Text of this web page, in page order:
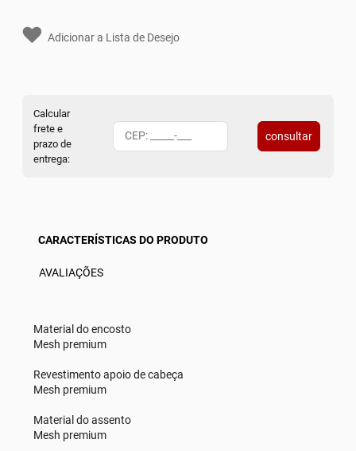
Adicionar a Lista de Desejo
Calcular
frete e
prazo de
entrega:
consultar
CARACTERÍSTICAS DO PRODUTO
AVALIAÇÕES
Material do encosto
Mesh premium
Revestimento apoio de cabeça
Mesh premium
Material do assento
Mesh premium